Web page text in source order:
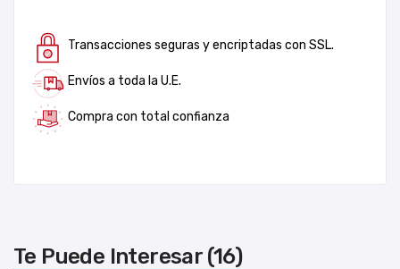
Transacciones seguras y encriptadas con SSL.
Envíos a toda la U.E.
Compra con total confianza
Te Puede Interesar (16)